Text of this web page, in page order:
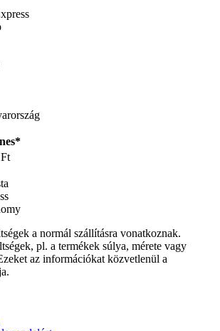
a normál szállításra vonatkoznak.
pl. a termékek súlya, mérete vagy
az információkat közvetlenül a